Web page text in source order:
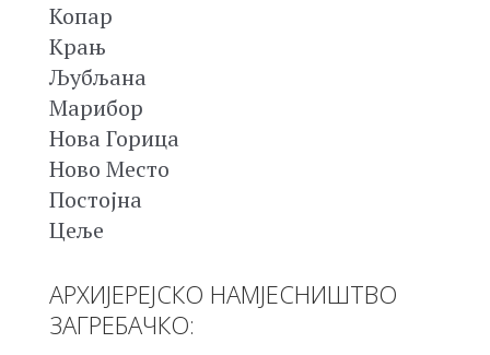
Копар
Крањ
Љубљана
Марибор
Нова Горица
Ново Место
Постојна
Цеље
АРХИЈЕРЕЈСКО НАМЈЕСНИШТВО
ЗАГРЕБАЧКО: